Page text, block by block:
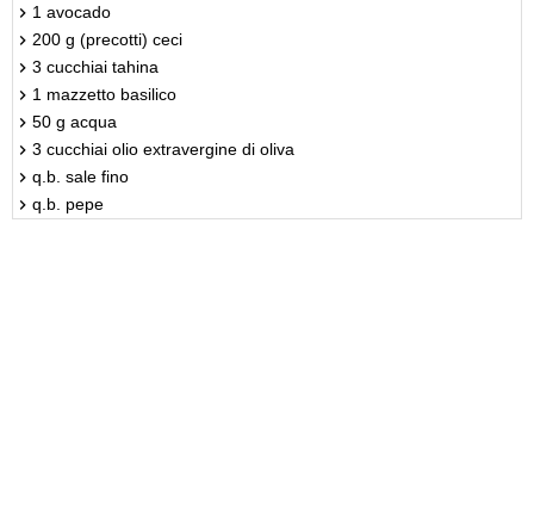
1 avocado
200 g (precotti) ceci
3 cucchiai tahina
1 mazzetto basilico
50 g acqua
3 cucchiai olio extravergine di oliva
q.b. sale fino
q.b. pepe